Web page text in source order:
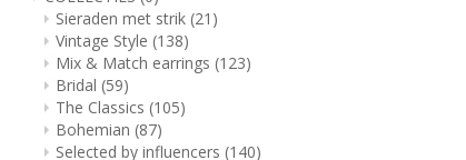
Sieraden met strik (21)
Vintage Style (138)
Mix & Match earrings (123)
Bridal (59)
The Classics (105)
Bohemian (87)
Selected by influencers (140)